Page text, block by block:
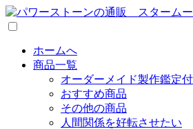
ホームへ
商品一覧
オーダーメイド製作鑑定付
おすすめ商品
その他の商品
人間関係を好転させたい